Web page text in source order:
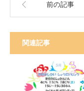
前の記事
関連記事